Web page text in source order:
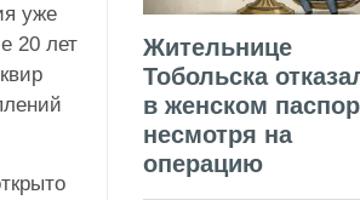
уже
20 лет
Жительнице
Тобольска
в женском
несмотря на
операцию